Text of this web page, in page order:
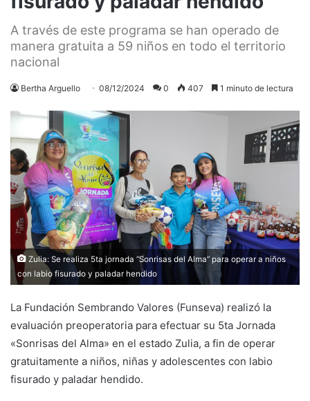
A través de este programa se han operado de
manera gratuita a 59 niños en todo el territorio
nacional
Bertha Arguello 08/12/2024 0 407 1 minuto de lectura
Zulia: Se realiza 5ta jornada “Sonrisas del Alma” para operar a niños
con labio fisurado y paladar hendido
La Fundación Sembrando Valores (Funseva) realizó la
evaluación preoperatoria para efectuar su 5ta Jornada
«Sonrisas del Alma» en el estado Zulia, a fin de operar
gratuitamente a niños, niñas y adolescentes con labio
fisurado y paladar hendido.